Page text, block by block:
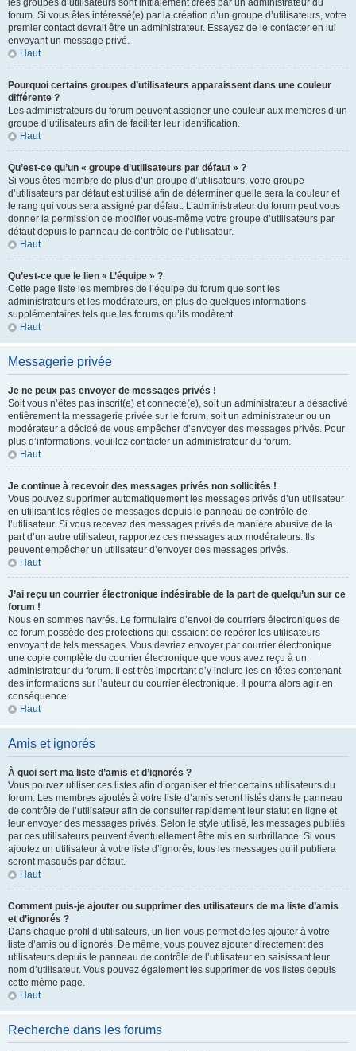
les groupes d’utilisateurs sont initialement créés par un administrateur du
forum. Si vous êtes intéressé(e) par la création d’un groupe d’utilisateurs, votre
premier contact devrait être un administrateur. Essayez de le contacter en lui
envoyant un message privé.
Haut
Pourquoi certains groupes d’utilisateurs apparaissent dans une couleur
différente ?
Les administrateurs du forum peuvent assigner une couleur aux membres d’un
groupe d’utilisateurs afin de faciliter leur identification.
Haut
Qu’est-ce qu’un « groupe d’utilisateurs par défaut » ?
Si vous êtes membre de plus d’un groupe d’utilisateurs, votre groupe
d’utilisateurs par défaut est utilisé afin de déterminer quelle sera la couleur et
le rang qui vous sera assigné par défaut. L’administrateur du forum peut vous
donner la permission de modifier vous-même votre groupe d’utilisateurs par
défaut depuis le panneau de contrôle de l’utilisateur.
Haut
Qu’est-ce que le lien « L’équipe » ?
Cette page liste les membres de l’équipe du forum que sont les
administrateurs et les modérateurs, en plus de quelques informations
supplémentaires tels que les forums qu’ils modèrent.
Haut
Messagerie privée
Je ne peux pas envoyer de messages privés !
Soit vous n’êtes pas inscrit(e) et connecté(e), soit un administrateur a désactivé
entièrement la messagerie privée sur le forum, soit un administrateur ou un
modérateur a décidé de vous empêcher d’envoyer des messages privés. Pour
plus d’informations, veuillez contacter un administrateur du forum.
Haut
Je continue à recevoir des messages privés non sollicités !
Vous pouvez supprimer automatiquement les messages privés d’un utilisateur
en utilisant les règles de messages depuis le panneau de contrôle de
l’utilisateur. Si vous recevez des messages privés de manière abusive de la
part d’un autre utilisateur, rapportez ces messages aux modérateurs. Ils
peuvent empêcher un utilisateur d’envoyer des messages privés.
Haut
J’ai reçu un courrier électronique indésirable de la part de quelqu’un sur ce
forum !
Nous en sommes navrés. Le formulaire d’envoi de courriers électroniques de
ce forum possède des protections qui essaient de repérer les utilisateurs
envoyant de tels messages. Vous devriez envoyer par courrier électronique
une copie complète du courrier électronique que vous avez reçu à un
administrateur du forum. Il est très important d’y inclure les en-têtes contenant
des informations sur l’auteur du courrier électronique. Il pourra alors agir en
conséquence.
Haut
Amis et ignorés
À quoi sert ma liste d’amis et d’ignorés ?
Vous pouvez utiliser ces listes afin d’organiser et trier certains utilisateurs du
forum. Les membres ajoutés à votre liste d’amis seront listés dans le panneau
de contrôle de l’utilisateur afin de consulter rapidement leur statut en ligne et
leur envoyer des messages privés. Selon le style utilisé, les messages publiés
par ces utilisateurs peuvent éventuellement être mis en surbrillance. Si vous
ajoutez un utilisateur à votre liste d’ignorés, tous les messages qu’il publiera
seront masqués par défaut.
Haut
Comment puis-je ajouter ou supprimer des utilisateurs de ma liste d’amis
et d’ignorés ?
Dans chaque profil d’utilisateurs, un lien vous permet de les ajouter à votre
liste d’amis ou d’ignorés. De même, vous pouvez ajouter directement des
utilisateurs depuis le panneau de contrôle de l’utilisateur en saisissant leur
nom d’utilisateur. Vous pouvez également les supprimer de vos listes depuis
cette même page.
Haut
Recherche dans les forums